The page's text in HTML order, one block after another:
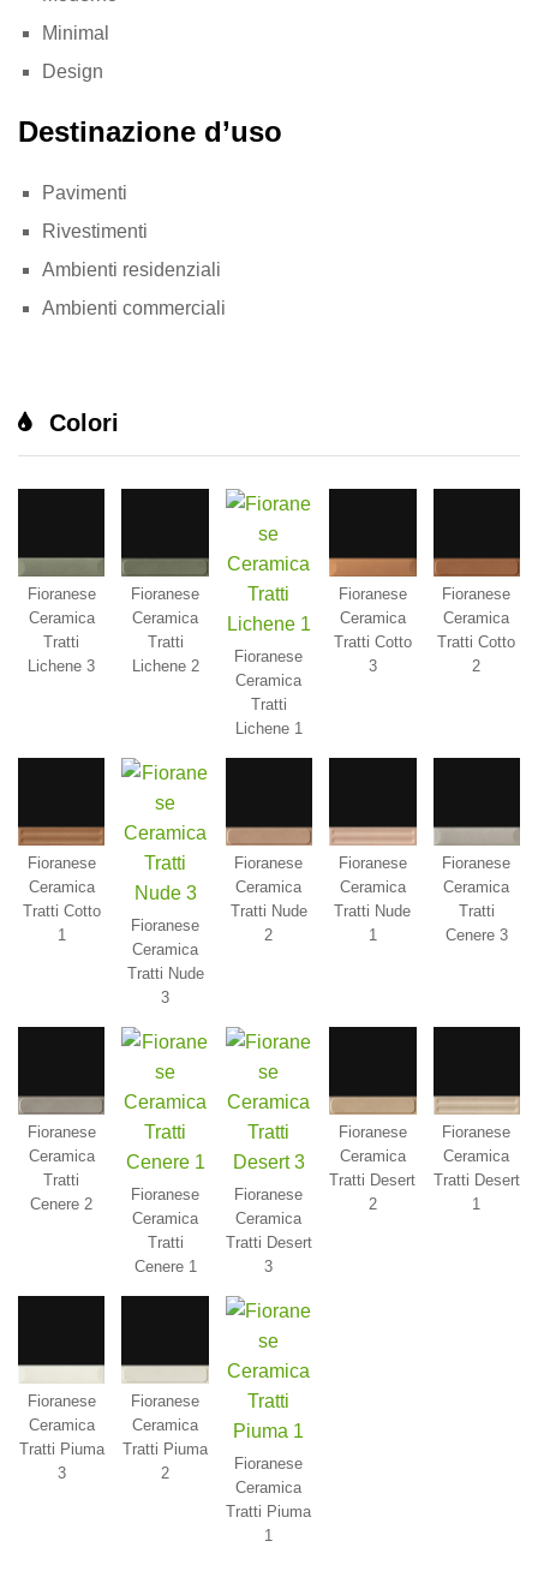
Minimal
Design
Destinazione d’uso
Pavimenti
Rivestimenti
Ambienti residenziali
Ambienti commerciali
Colori
Fioranese
Ceramica
Tratti
Lichene 3
Fioranese
Ceramica
Tratti
Lichene 2
Fioranese
Ceramica
Tratti
Lichene 1
Fioranese
Ceramica
Tratti Cotto
3
Fioranese
Ceramica
Tratti Cotto
2
Fioranese
Ceramica
Tratti Cotto
1
Fioranese
Ceramica
Tratti Nude
3
Fioranese
Ceramica
Tratti Nude
2
Fioranese
Ceramica
Tratti Nude
1
Fioranese
Ceramica
Tratti
Cenere 3
Fioranese
Ceramica
Tratti
Cenere 2
Fioranese
Ceramica
Tratti
Cenere 1
Fioranese
Ceramica
Tratti Desert
3
Fioranese
Ceramica
Tratti Desert
2
Fioranese
Ceramica
Tratti Desert
1
Fioranese
Ceramica
Tratti Piuma
3
Fioranese
Ceramica
Tratti Piuma
2
Fioranese
Ceramica
Tratti Piuma
1